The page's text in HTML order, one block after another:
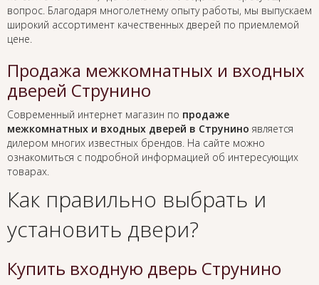
вопрос. Благодаря многолетнему опыту работы, мы выпускаем
широкий ассортимент качественных дверей по приемлемой
цене.
Продажа межкомнатных и входных
дверей Струнино
Современный интернет магазин по продаже
межкомнатных и входных дверей в Струнино является
дилером многих известных брендов. На сайте можно
ознакомиться с подробной информацией об интересующих
товарах.
Как правильно выбрать и
установить двери?
Купить входную дверь Струнино